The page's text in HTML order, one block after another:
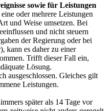
sowie für Leistungen
oder mehrere Leistungen
und Weise umsetzen. Bei
und nicht steuern
der Regierung oder bei
kann es daher zu einer
Trifft dieser Fall ein,
Lösung.
ausgeschlossen. Gleiches gilt
Leistungen.
später als 14 Tage vor